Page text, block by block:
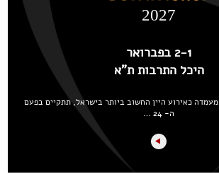
2027
2-1 בפברואר
היכל התרבות ת"א
כאירוע היין החשוב ביותר בישראל, תתקיים בפעם
ה- 24 …